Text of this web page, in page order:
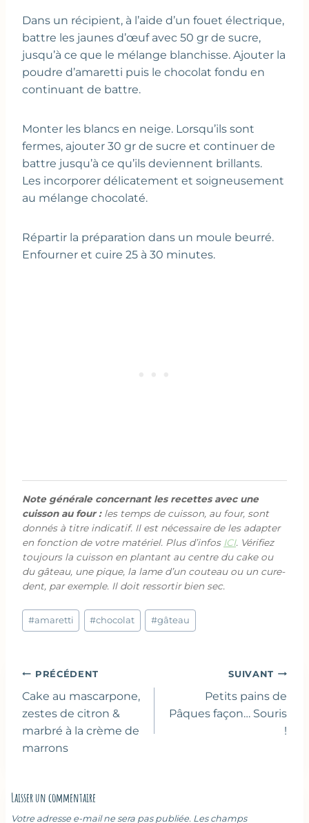
Dans un récipient, à l’aide d’un fouet électrique,
battre les jaunes d’œuf avec 50 gr de sucre,
jusqu’à ce que le mélange blanchisse. Ajouter la
poudre d’amaretti puis le chocolat fondu en
continuant de battre.
Monter les blancs en neige. Lorsqu’ils sont
fermes, ajouter 30 gr de sucre et continuer de
battre jusqu’à ce qu’ils deviennent brillants.
Les incorporer délicatement et soigneusement
au mélange chocolaté.
Répartir la préparation dans un moule beurré.
Enfourner et cuire 25 à 30 minutes.
Note générale concernant les recettes avec une
cuisson au four :les temps de cuisson, au four, sont
donnés à titre indicatif. Il est nécessaire de les adapter
en fonction de votre matériel. Plus d’infos ICI. Vérifiez
toujours la cuisson en plantant au centre du cake ou
du gâteau, une pique, la lame d’un couteau ou un cure-
dent, par exemple. Il doit ressortir bien sec.
Étiquettes
de
#amaretti #chocolat #gâteau
Navigation
de
l’article
PRÉCÉDENT
Cake au mascarpone,
zestes de citron &
marbré à la crème de
marrons
SUIVANT
Petits pains de
Pâques façon… Souris
!
Laisser un commentaire
Votre adresse e-mail ne sera pas publiée. Les champs